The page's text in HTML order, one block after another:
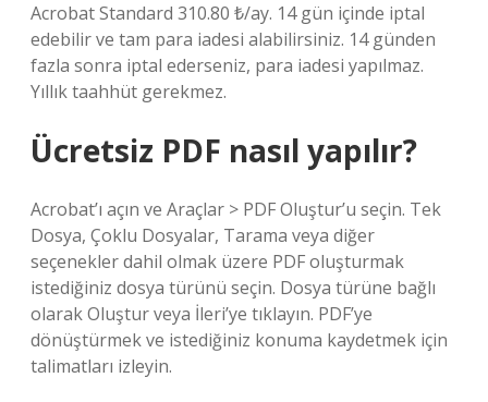
Acrobat Standard 310.80 ₺/ay. 14 gün içinde iptal
edebilir ve tam para iadesi alabilirsiniz. 14 günden
fazla sonra iptal ederseniz, para iadesi yapılmaz.
Yıllık taahhüt gerekmez.
Ücretsiz PDF nasıl yapılır?
Acrobat’ı açın ve Araçlar > PDF Oluştur’u seçin. Tek
Dosya, Çoklu Dosyalar, Tarama veya diğer
seçenekler dahil olmak üzere PDF oluşturmak
istediğiniz dosya türünü seçin. Dosya türüne bağlı
olarak Oluştur veya İleri’ye tıklayın. PDF’ye
dönüştürmek ve istediğiniz konuma kaydetmek için
talimatları izleyin.